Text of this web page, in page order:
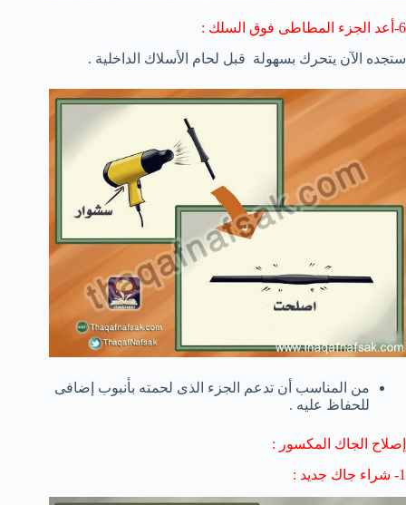
6-أعد الجزء المطاطى فوق السلك :
ستجده الآن يتحرك بسهولة قبل لحام الأسلاك الداخلية .
من المناسب أن تدعم الجزء الذى لحمته بأنبوب إضافى
للحفاظ عليه .
إصلاح الجاك المكسور :
1- شراء جاك جديد :